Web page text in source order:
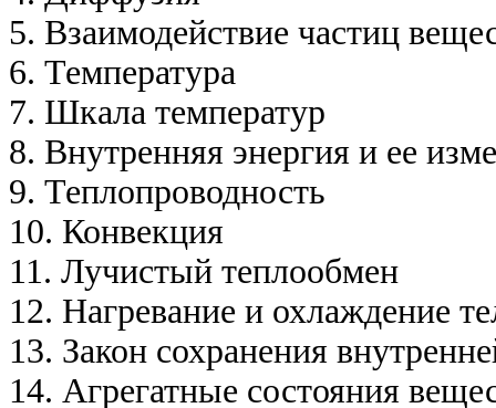
5. Взаимодействие частиц
6. Температура
7. Шкала температур
8. Внутренняя энергия и ее
9. Теплопроводность
10. Конвекция
11. Лучистый теплообмен
12. Нагревание и охлаждение
13. Закон сохранения
14. Агрегатные состояния